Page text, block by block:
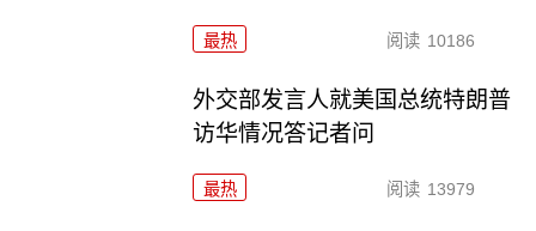
最热 阅读 10186
外交部发言人就美国总统特朗普
访华情况答记者问
最热 阅读 13979